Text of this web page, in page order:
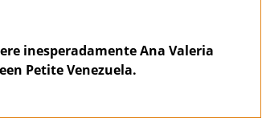
inesperadamente Ana Valeria
Petite Venezuela.